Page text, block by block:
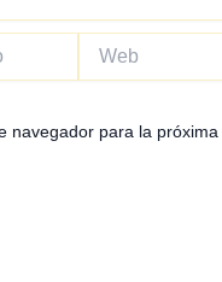
navegador para la